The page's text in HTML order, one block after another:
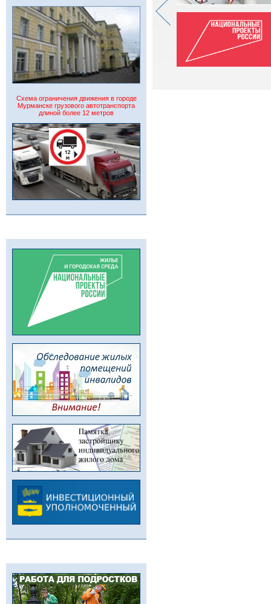
Схема ограничения движения в городе
Мурманске грузового автотранспорта
длиной более 12 метров